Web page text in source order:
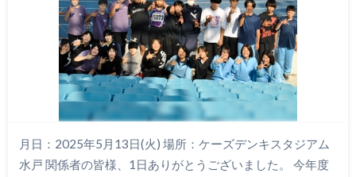
月日：2025年5月13日(火) 場所：ケーズデンキスタジアム
水戸 関係者の皆様、1日ありがとうございました。 今年度